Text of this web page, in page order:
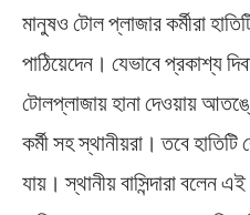
মানুষও টোল প্লাজার কর্মীরা
পাঠিয়েদেন। যেভাবে প্রকাশ্য
টোলপ্লাজায় হানা দেওয়ায়
কর্মী সহ স্থানীয়রা। তবে
যায়। স্থানীয় বাসিন্দারা বলেন